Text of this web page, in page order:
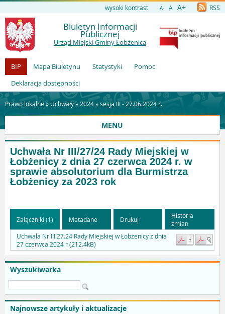
wysoki kontrast A- A A+ RSS
Biuletyn Informacji
Publicznej
Urząd Miejski Gminy Łobżenica
BIP Mapa Biuletynu Statystyki
Pomoc
Deklaracja dostępności
Prawo lokalne » Uchwały»2024»sesja III - 27.06.2024 r.
MENU
Wyszukiwarka
Najnowsze artykuły i aktualizacje
Uchwała Nr III/27/24 Rady Miejskiej w
Łobżenicy z dnia 27 czerwca 2024 r. w
sprawie absolutorium dla Burmistrza
Łobżenicy za 2023 rok
Załączniki (1) Metadane Drukuj
Historia
zmian
Uchwała Nr III.27.24 Rady Miejskiej w Łobżenicy z dnia
27 czerwca 2024 r (212.4kB)